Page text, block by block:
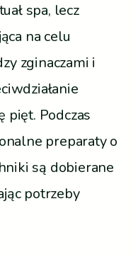
spa, lecz
na celu
zginaczami i
pięt. Podczas
preparaty o
są dobierane
potrzeby